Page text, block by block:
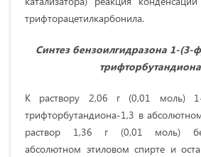
трифторацетилкарбонила.
Синтез бензоилгидразона 1-(3-
К раствору 2,06 г (0,01 моль) 1-
трифторбутандиона-1,3 в
раствор 1,36 г (0,01 моль)
абсолютном этиловом спирте и